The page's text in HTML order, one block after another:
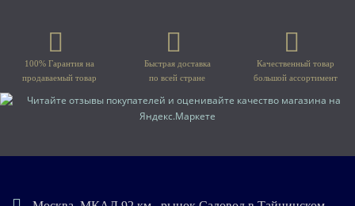
100% Гарантия на
продаваемый товар
Быстрая доставка
по всей стране
Качественный товар
большой ассортимент